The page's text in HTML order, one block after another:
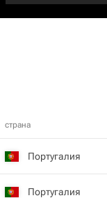
страна
Португалия
Португалия